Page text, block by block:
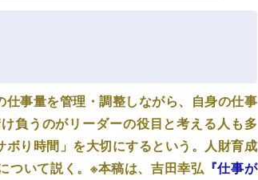
事量を管理・調整しながら、自身の仕事
負うのがリーダーの役目と考える人も多
り時間」を大切にするという。人財育成
ついて説く。※本稿は、吉田幸弘 『仕事が